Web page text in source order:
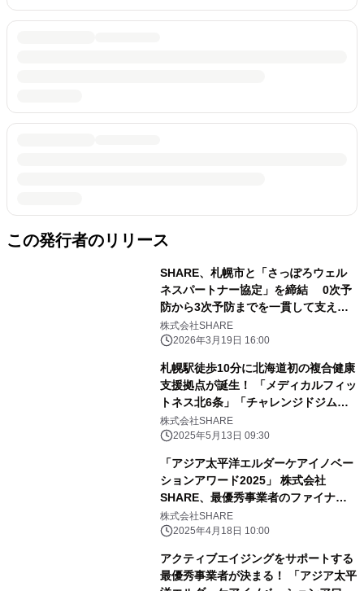
この発行者のリリース
SHARE、札幌市と「さっぽろウェル
ネスパートナー協定」を締結 0次予
防から3次予防までを一貫して支える
地域の健康拠点へ
株式会社SHARE
2026年3月19日 16:00
札幌駅徒歩10分に北海道初の複合健康
支援拠点が誕生！ 「メディカルフィッ
トネス北6条」「チャレンジドジム北6
条」が カレス記念病院・ダ・ヴィンチ
モール内に2025年5月オープン
株式会社SHARE
2025年5月13日 09:30
「アジア太平洋エルダーケアイノベー
ションアワード2025」 株式会社
SHARE、最優秀事業者のファイナリ
ストとして選出！
株式会社SHARE
2025年4月18日 10:00
アクティブエイジングをサポートする
最優秀事業者が決まる！ 「アジア太平